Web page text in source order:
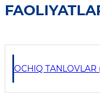
OCHIQ TANLOVLAR